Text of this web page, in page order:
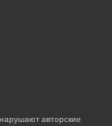
авторские